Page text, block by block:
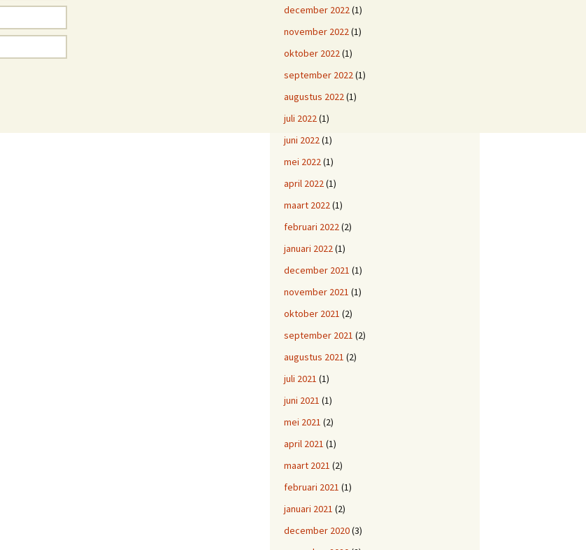
december 2022(1)
november 2022(1)
oktober 2022(1)
september 2022(1)
augustus 2022(1)
juli 2022(1)
juni 2022(1)
mei 2022(1)
april 2022(1)
maart 2022(1)
februari 2022(2)
januari 2022(1)
december 2021 (1)
november 2021 (1)
oktober 2021 (2)
september 2021 (2)
augustus 2021 (2)
juli 2021 (1)
juni 2021 (1)
mei 2021 (2)
april 2021 (1)
maart 2021 (2)
februari 2021 (1)
januari 2021 (2)
december 2020(3)